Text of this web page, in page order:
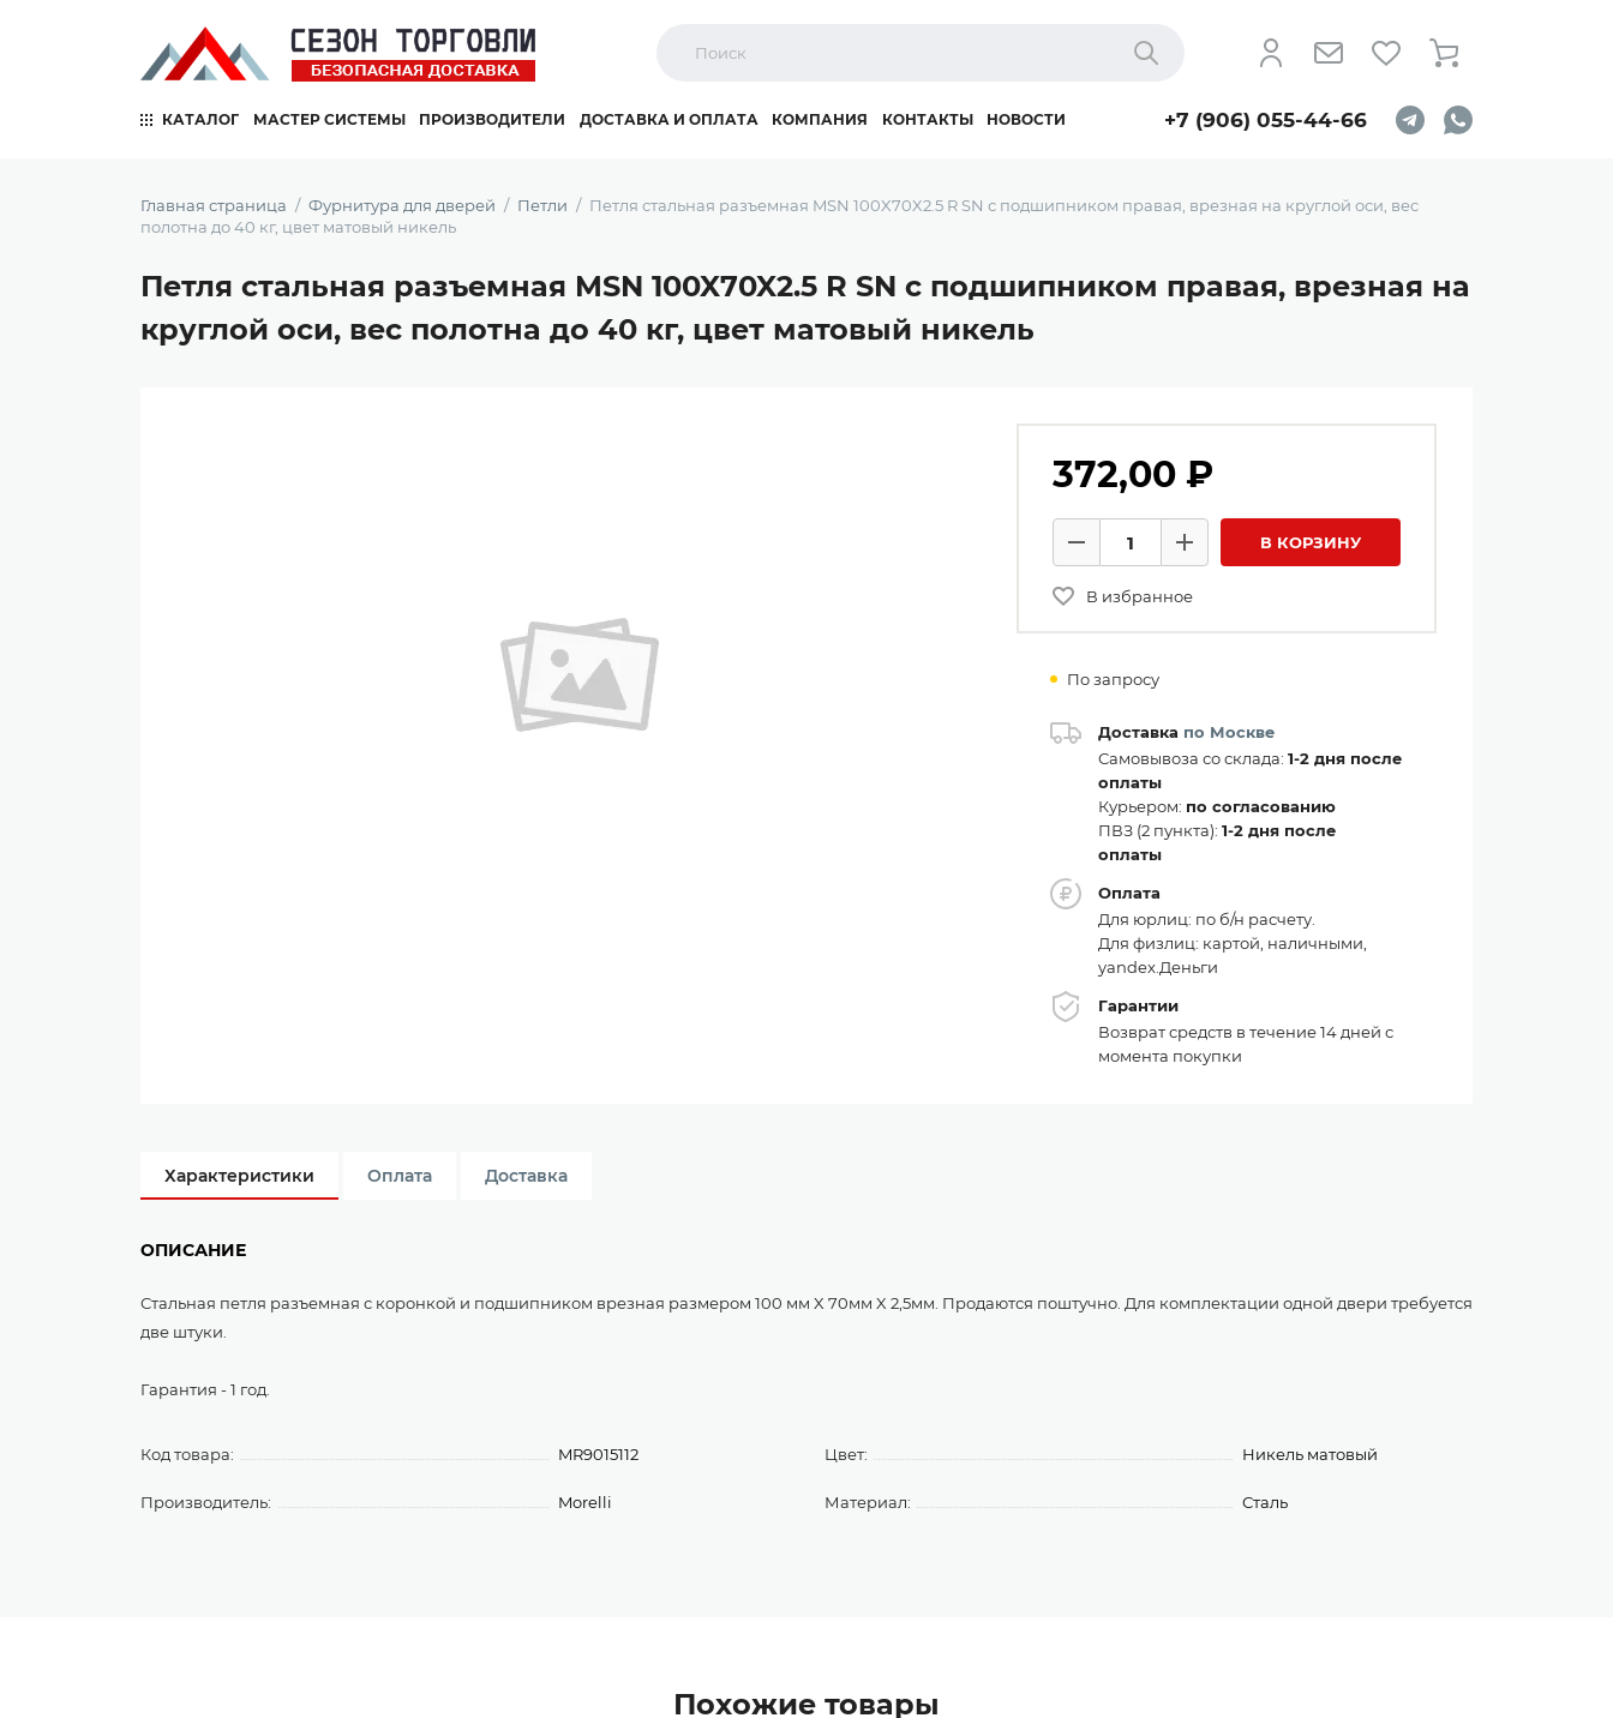
Найти
КАТАЛОГ МАСТЕР СИСТЕМЫ ПРОИЗВОДИТЕЛИ ДОСТАВКА И ОПЛАТА КОМПАНИЯ КОНТАКТЫ НОВОСТИ +7 (906) 055-44-66
Главная страница Фурнитура для дверей Петли
Петля стальная разъемная MSN 100X70X2.5 R SN с подшипником правая, врезная на круглой оси, вес
полотна до 40 кг, цвет матовый никель
Петля стальная разъемная MSN 100X70X2.5 R SN с подшипником правая, врезная на
круглой оси, вес полотна до 40 кг, цвет матовый никель
372,00 ₽
Количество товаров
Минус
Плюс В КОРЗИНУ
В избранное
По запросу
Доставка по Москве
Самовывоза со склада: 1-2 дня после
оплаты
Курьером: по согласованию
ПВЗ (2 пункта): 1-2 дня после
оплаты
Оплата
Для юрлиц: по б/н расчету.
Для физлиц: картой, наличными,
yandex.Деньги
Гарантии
Возврат средств в течение 14 дней с
момента покупки
Характеристики Оплата Доставка
ОПИСАНИЕ
Стальная петля разъемная с коронкой и подшипником врезная размером 100 мм X 70мм X 2,5мм. Продаются поштучно. Для комплектации одной двери требуется
две штуки.
Гарантия - 1 год.
Код товара: MR9015112
Производитель: Morelli
Цвет: Никель матовый
Материал: Сталь
Похожие товары